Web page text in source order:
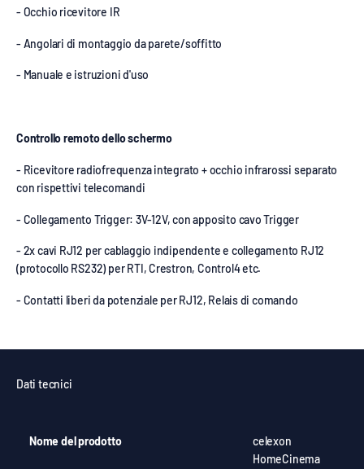
- Occhio ricevitore IR
- Angolari di montaggio da parete/soffitto
- Manuale e istruzioni d'uso
Controllo remoto dello schermo
- Ricevitore radiofrequenza integrato + occhio infrarossi separato
con rispettivi telecomandi
- Collegamento Trigger: 3V-12V, con apposito cavo Trigger
- 2x cavi RJ12 per cablaggio indipendente e collegamento RJ12
(protocollo RS232) per RTI, Crestron, Control4 etc.
- Contatti liberi da potenziale per RJ12, Relais di comando
Dati tecnici
Nome del prodotto
celexon
HomeCinema